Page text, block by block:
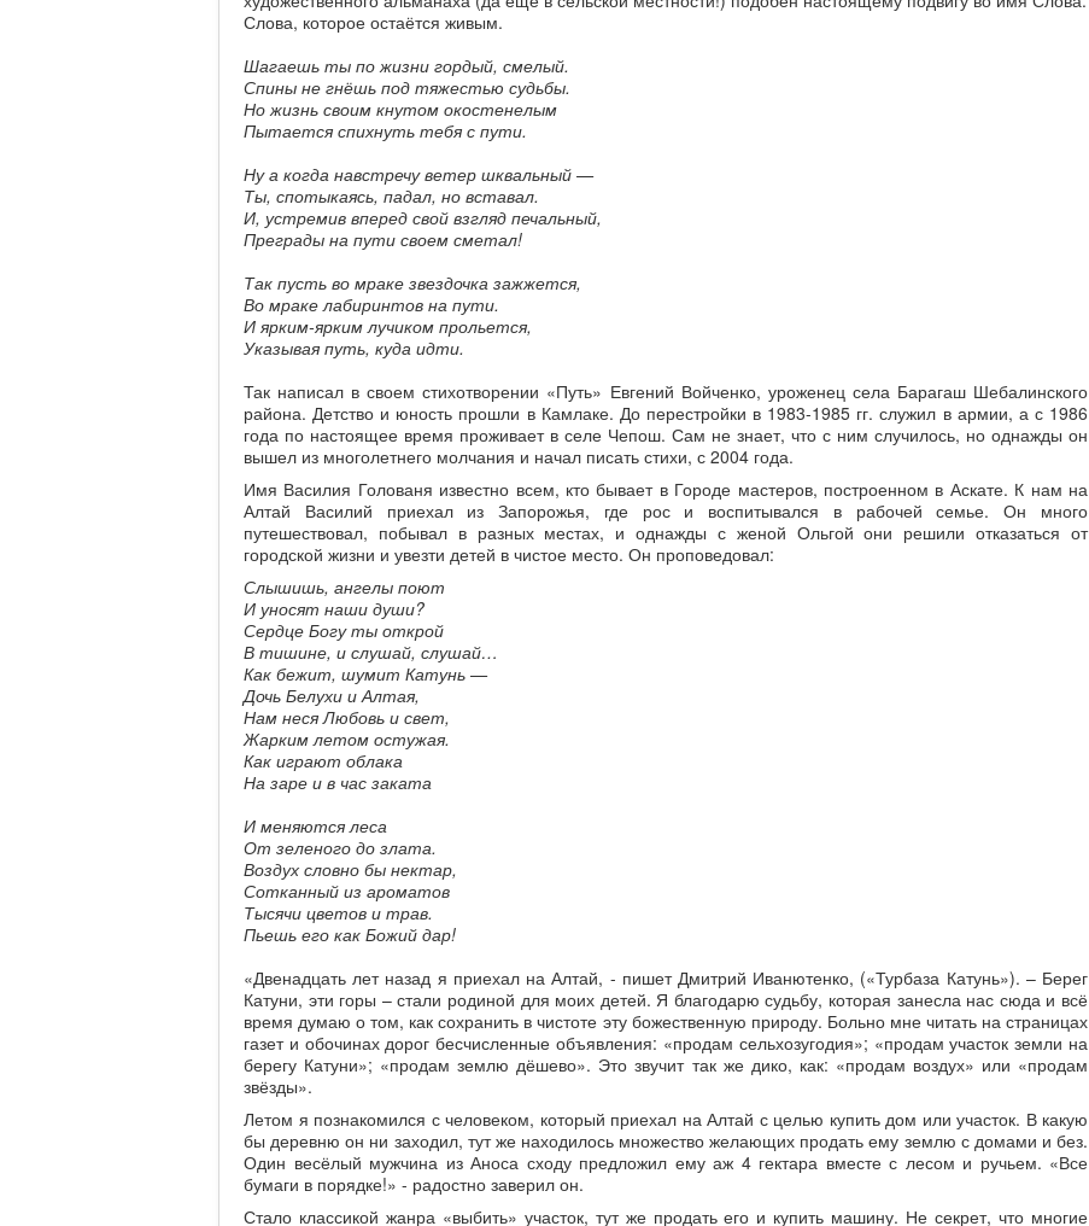
Слова, которое остаётся живым.
Шагаешь ты по жизни гордый, смелый.
Спины не гнёшь под тяжестью судьбы.
Но жизнь своим кнутом окостенелым
Пытается спихнуть тебя с пути.
Ну а когда навстречу ветер шквальный —
Ты, спотыкаясь, падал, но вставал.
И, устремив вперед свой взгляд печальный,
Преграды на пути своем сметал!
Так пусть во мраке звездочка зажжется,
Во мраке лабиринтов на пути.
И ярким-ярким лучиком прольется,
Указывая путь, куда идти.
Так написал в своем стихотворении «Путь» Евгений Войченко, уроженец села Барагаш Шебалинского
района. Детство и юность прошли в Камлаке. До перестройки в 1983-1985 гг. служил в армии, а с 1986
года по настоящее время проживает в селе Чепош. Сам не знает, что с ним случилось, но однажды он
вышел из многолетнего молчания и начал писать стихи, с 2004 года.
Имя Василия Голованя известно всем, кто бывает в Городе мастеров, построенном в Аскате. К нам на
Алтай Василий приехал из Запорожья, где рос и воспитывался в рабочей семье. Он много
путешествовал, побывал в разных местах, и однажды с женой Ольгой они решили отказаться от
городской жизни и увезти детей в чистое место. Он проповедовал:
Слышишь, ангелы поют
И уносят наши души?
Сердце Богу ты открой
В тишине, и слушай, слушай…
Как бежит, шумит Катунь —
Дочь Белухи и Алтая,
Нам неся Любовь и свет,
Жарким летом остужая.
Как играют облака
На заре и в час заката
И меняются леса
От зеленого до злата.
Воздух словно бы нектар,
Сотканный из ароматов
Тысячи цветов и трав.
Пьешь его как Божий дар!
«Двенадцать лет назад я приехал на Алтай, - пишет Дмитрий Иванютенко, («Турбаза Катунь»). – Берег
Катуни, эти горы – стали родиной для моих детей. Я благодарю судьбу, которая занесла нас сюда и всё
время думаю о том, как сохранить в чистоте эту божественную природу. Больно мне читать на страницах
газет и обочинах дорог бесчисленные объявления: «продам сельхозугодия»; «продам участок земли на
берегу Катуни»; «продам землю дёшево». Это звучит так же дико, как: «продам воздух» или «продам
звёзды».
Летом я познакомился с человеком, который приехал на Алтай с целью купить дом или участок. В какую
бы деревню он ни заходил, тут же находилось множество желающих продать ему землю с домами и без.
Один весёлый мужчина из Аноса сходу предложил ему аж 4 гектара вместе с лесом и ручьем. «Все
бумаги в порядке!» - радостно заверил он.
Стало классикой жанра «выбить» участок, тут же продать его и купить машину. Не секрет, что многие